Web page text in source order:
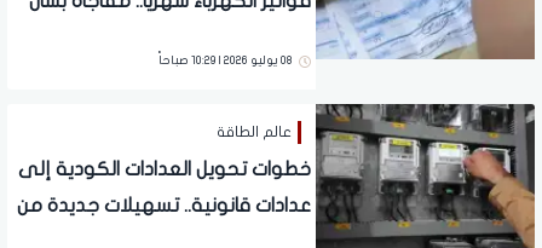
08 يوليو 2026 | 10:29 صباحاً
عالم الطاقة
خطوات تحويل العدادات الكودية إلى
عدادات قانونية.. تسهيلات جديدة من